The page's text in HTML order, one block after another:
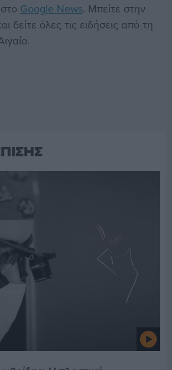
Google News. Μπείτε στην
δείτε όλες τις ειδήσεις από τη